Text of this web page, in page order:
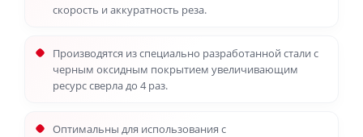
скорость и аккуратность реза.
Производятся из специально разработанной стали с
черным оксидным покрытием увеличивающим
ресурс сверла до 4 раз.
Оптимальны для использования с